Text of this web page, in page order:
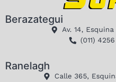
Berazategui
Av. 14,
(011)
Ranelagh
Calle 365,